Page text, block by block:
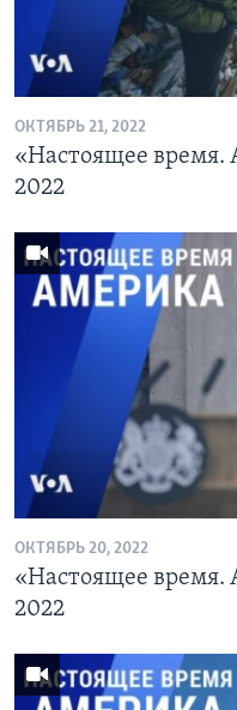
ОКТЯБРЬ 21, 2022
«Настоящее время.
2022
ОКТЯБРЬ 20, 2022
«Настоящее время.
2022